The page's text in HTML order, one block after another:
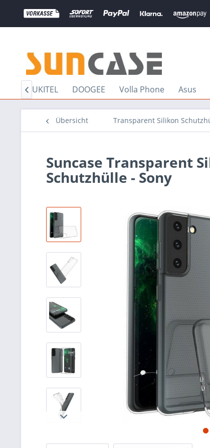
OUKITEL DOOGEE Volla Phone Asus

Übersicht Transparent Silikon
Suncase Transparent
Schutzhülle - Sony